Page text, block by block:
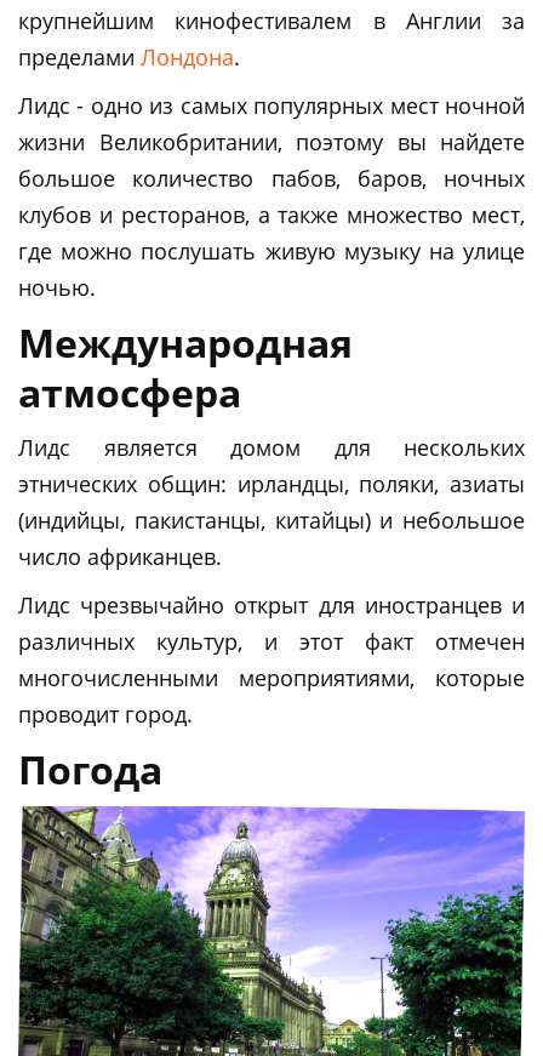
крупнейшим кинофестивалем в Англии за
пределами Лондона.
Лидс - одно из самых популярных мест ночной
жизни Великобритании, поэтому вы найдете
большое количество пабов, баров, ночных
клубов и ресторанов, а также множество мест,
где можно послушать живую музыку на улице
ночью.
Международная
атмосфера
Лидс является домом для нескольких
этнических общин: ирландцы, поляки, азиаты
(индийцы, пакистанцы, китайцы) и небольшое
число африканцев.
Лидс чрезвычайно открыт для иностранцев и
различных культур, и этот факт отмечен
многочисленными мероприятиями, которые
проводит город.
Погода